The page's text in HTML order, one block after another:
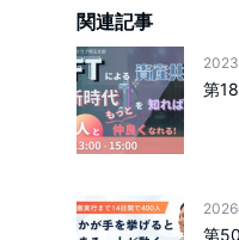
関連記事
第
第